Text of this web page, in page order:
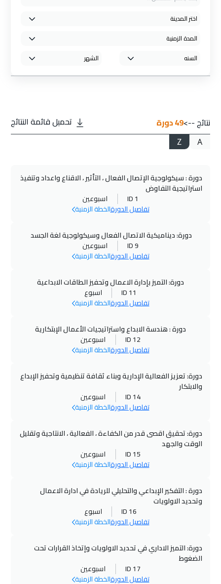
نتائج -->49دورة تحميل قائمة النتائج
A
Z
دورة : سيكولوجية الإتصال الفعال ، التأثير ، الاقناع واعداد وتنفيذ
استراتيجية التفاوض
ID 1
اسبوعين
تفاصيل الدورةالخطة الزمنية
دورة: ديناميكية الاتصال الفعال وسيكولوجية لغة الجسد
ID 9
اسبوعين
تفاصيل الدورةالخطة الزمنية
دورة: التميز بإدارة الاعمال وتحفيز الطاقات الابداعية
ID 11
اسبوع
تفاصيل الدورةالخطة الزمنية
دورة : هندسة الابداع واستراتيجيات الأعمال الإبتكارية
ID 12
اسبوعين
تفاصيل الدورةالخطة الزمنية
دورة: تعزيز الفعالية الإدارية وبناء ثقافة تنظيمية وتحفيز الإبداع
والابتكار
ID 14
اسبوعين
تفاصيل الدورةالخطة الزمنية
دورة: تحقيق اقصى قدر من الكفاءة ، الفعالية ، الانتاجية وتقليل
الوقت والجهد
ID 15
اسبوعين
تفاصيل الدورةالخطة الزمنية
دورة : التفكير الإبداعي والتحليلي للريادة في ادارة الاعمال
وتحديد الاولويات
ID 16
اسبوع
تفاصيل الدورةالخطة الزمنية
دورة: التميز الاداري في تحديد الاولويات وإتخاذ القرارات تحت
الضغوط
ID 17
اسبوعين
تفاصيل الدورةالخطة الزمنية